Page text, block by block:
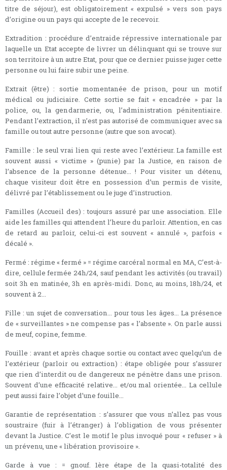
titre de séjour), est obligatoirement « expulsé » vers son pays
d’origine ou un pays qui accepte de le recevoir.
Extradition : procédure d’entraide répressive internationale par
laquelle un Etat accepte de livrer un délinquant qui se trouve sur
son territoire à un autre Etat, pour que ce dernier puisse juger cette
personne ou lui faire subir une peine.
Extrait (être) : sortie momentanée de prison, pour un motif
médical ou judiciaire. Cette sortie se fait « encadrée » par la
police, ou, la gendarmerie, ou, l’administration pénitentiaire.
Pendant l’extraction, il n’est pas autorisé de communiquer avec sa
famille ou tout autre personne (autre que son avocat).
Famille : le seul vrai lien qui reste avec l’extérieur. La famille est
souvent aussi « victime » (punie) par la Justice, en raison de
l’absence de la personne détenue... ! Pour visiter un détenu,
chaque visiteur doit être en possession d’un permis de visite,
délivré par l’établissement ou le juge d’instruction.
Familles (Accueil des) : toujours assuré par une association. Elle
aide les familles qui attendent l’heure du parloir. Attention, en cas
de retard au parloir, celui-ci est souvent « annulé », parfois «
décalé ».
Fermé : régime « fermé » = régime carcéral normal en MA, C’est-à-
dire, cellule fermée 24h/24, sauf pendant les activités (ou travail)
soit 3h en matinée, 3h en après-midi. Donc, au moins, 18h/24, et
souvent à 2...
Fille : un sujet de conversation... pour tous les âges... La présence
de « surveillantes » ne compense pas « l’absente ». On parle aussi
de meuf, copine, femme.
Fouille : avant et après chaque sortie ou contact avec quelqu’un de
l’extérieur (parloir ou extraction) : étape obligée pour s’assurer
que rien d’interdit ou de dangereux ne pénètre dans une prison.
Souvent d’une efficacité relative... et/ou mal orientée... La cellule
peut aussi faire l’objet d’une fouille...
Garantie de représentation : s’assurer que vous n’allez pas vous
soustraire (fuir à l’étranger) à l’obligation de vous présenter
devant la Justice. C’est le motif le plus invoqué pour « refuser » à
un prévenu, une « libération provisoire ».
Garde à vue : = gnouf. 1ère étape de la quasi-totalité des